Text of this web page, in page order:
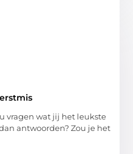
vragen wat jij het leukste
antwoorden? Zou je het